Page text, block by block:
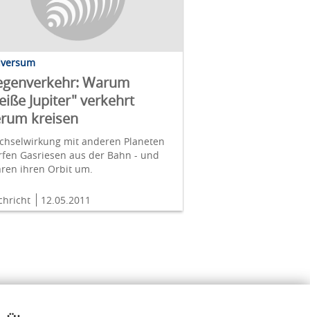
Warum
Jupiter" verkehrt
kreisen
mit anderen Planeten
Gasriesen aus der Bahn - und
ihren Orbit um.
12.05.2011